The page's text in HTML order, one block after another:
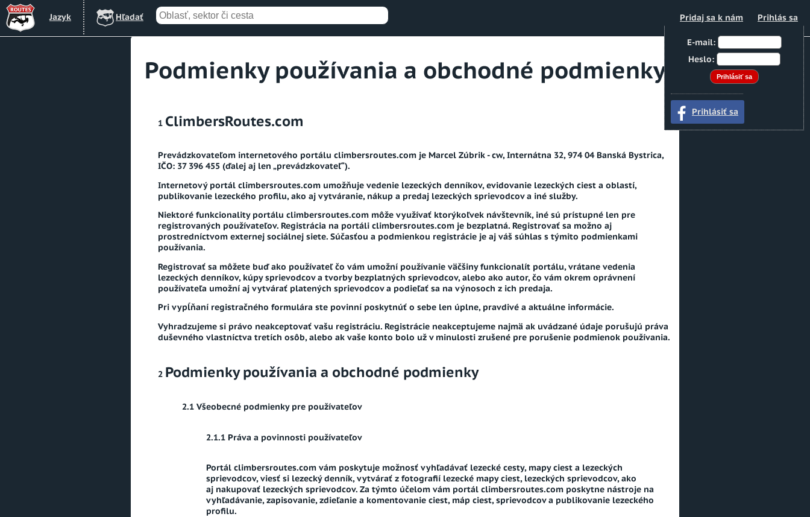
Jazyk Hľadať Pridaj sa k nám Prihlás sa
E-mail:
Heslo:
Prihlásiť sa
Podmienky používania a obchodné podmienky
ClimbersRoutes.com
Prevádzkovateľom internetového portálu climbersroutes.com je Marcel Zúbrik - cw, Internátna 32, 974 04 Banská Bystrica,
IČO: 37 396 455 (ďalej aj len „prevádzkovateľ“).
Internetový portál climbersroutes.com umožňuje vedenie lezeckých denníkov, evidovanie lezeckých ciest a oblastí,
publikovanie lezeckého profilu, ako aj vytváranie, nákup a predaj lezeckých sprievodcov a iné služby.
Niektoré funkcionality portálu climbersroutes.com môže využívať ktorýkoľvek návštevník, iné sú prístupné len pre
registrovaných používateľov. Registrácia na portáli climbersroutes.com je bezplatná. Registrovať sa možno aj
prostredníctvom externej sociálnej siete. Súčasťou a podmienkou registrácie je aj váš súhlas s týmito podmienkami
používania.
Registrovať sa môžete buď ako používateľ čo vám umožní používanie väčšiny funkcionalít portálu, vrátane vedenia
lezeckých denníkov, kúpy sprievodcov a tvorby bezplatných sprievodcov, alebo ako autor, čo vám okrem oprávnení
používateľa umožní aj vytvárať platených sprievodcov a podieľať sa na výnosoch z ich predaja.
Pri vypĺňaní registračného formulára ste povinní poskytnúť o sebe len úplne, pravdivé a aktuálne informácie.
Vyhradzujeme si právo neakceptovať vašu registráciu. Registrácie neakceptujeme najmä ak uvádzané údaje porušujú práva
duševného vlastníctva tretích osôb, alebo ak vaše konto bolo už v minulosti zrušené pre porušenie podmienok používania.
Podmienky používania a obchodné podmienky
Všeobecné podmienky pre používateľov
Práva a povinnosti používateľov
Portál climbersroutes.com vám poskytuje možnosť vyhľadávať lezecké cesty, mapy ciest a lezeckých
sprievodcov, viesť si lezecký denník, vytvárať z fotografií lezecké mapy ciest, lezeckých sprievodcov, ako
aj nakupovať lezeckých sprievodcov. Za týmto účelom vám portál climbersroutes.com poskytne nástroje na
vyhľadávanie, zapisovanie, zdieľanie a komentovanie ciest, máp ciest, sprievodcov a publikovanie lezeckého
profilu.